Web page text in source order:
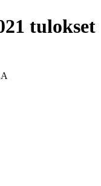
tulokset